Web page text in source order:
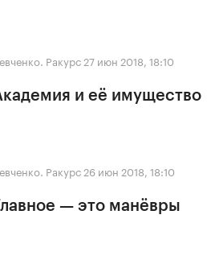
Ракурс 27 июн 2018, 18:10
и её имущество
Ракурс 26 июн 2018, 18:10
— это манёвры